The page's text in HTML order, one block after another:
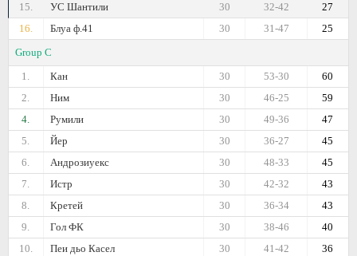
15.
УС Шантили 27
32-42
30
16.
Блуа ф.41 25
31-47
30
Group C
1.
Кан 60
53-30
30
2.
Ним 59
46-25
30
4.
Румили 47
49-36
30
5.
Йер 45
36-27
30
6.
Андрозиуекс 45
48-33
30
7.
Истр 43
42-32
30
8.
Кретей 43
36-34
30
9.
Гол ФК 40
38-46
30
10.
Пеи дьо Касел 36
41-42
30